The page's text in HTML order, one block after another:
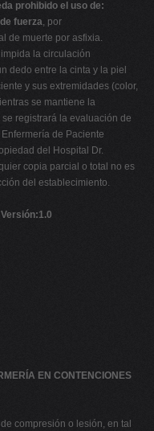
prohibido el uso de:
fuerza, por
de muerte por asfixia.
la circulación
dedo entre la cinta y la piel
y sus extremidades (color,
se mantiene la
registrará la evaluación de
de Paciente
del Hospital Dr.
copia parcial o total no es
del establecimiento.
EN CONTENCIONES
compresión o lesión, en tal